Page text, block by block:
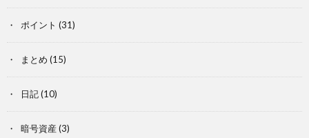
ポイント (31)
まとめ (15)
日記(10)
暗号資産 (3)